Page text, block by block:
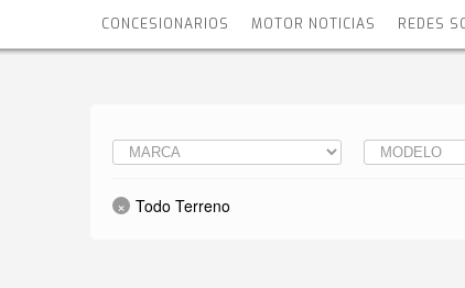
CONCESIONARIOS MOTOR NOTICIAS REDES
Todo Terreno